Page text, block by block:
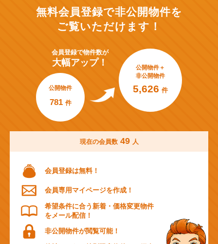
無料会員登録で非公開物件を
ご覧いただけます！
会員登録で物件数が
大幅アップ！
公開物件
781 件
公開物件＋
非公開物件
5,626 件
現在の会員数 49 人
会員登録は無料！
会員専用マイページを作成！
希望条件に合う新着・価格変更物件
をメール配信！
非公開物件が閲覧可能！